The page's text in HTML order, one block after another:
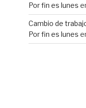
Por fin es lunes
Cambio de
Por fin es lunes